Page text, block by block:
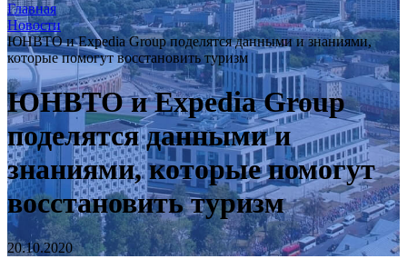
Главная
Новости
ЮНВТО и Expedia Group поделятся данными и знаниями,
которые помогут восстановить туризм
ЮНВТО и Expedia Group
поделятся данными и
знаниями, которые помогут
восстановить туризм
20.10.2020